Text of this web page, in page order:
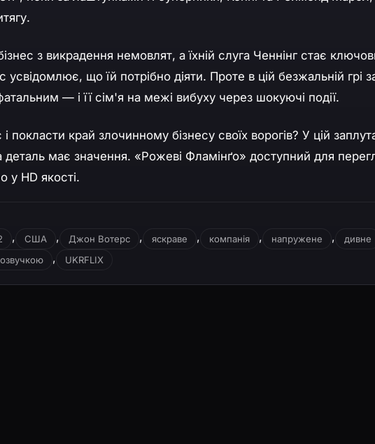
з викрадення немовлят, а їхній слуга Ченнінг стає
що їй потрібно діяти. Проте в цій безжальній грі
— і її сім'я на межі вибуху через шокуючі події.
покласти край злочинному бізнесу своїх ворогів? У цій
деталь має значення. «Рожеві Фламінґо» доступний для
у HD якості.
, США , Джон Вотерс , яскраве , компанія , напружене , дивне
, UKRFLIX